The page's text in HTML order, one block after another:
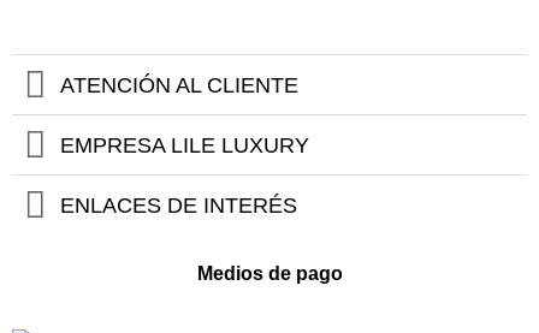
ATENCIÓN AL CLIENTE
EMPRESA LILE LUXURY
ENLACES DE INTERÉS
Medios de pago